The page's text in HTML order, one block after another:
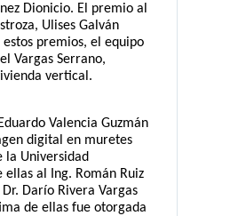
Dionicio. El premio al
Ulises Galván
premios, el equipo
Vargas Serrano,
vertical.
Valencia Guzmán
digital en muretes
la Universidad
al Ing. Román Ruiz
Darío Rivera Vargas
de ellas fue otorgada